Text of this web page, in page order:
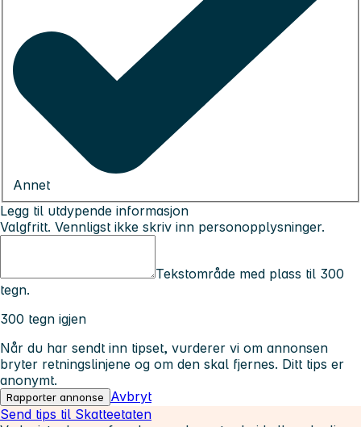
Annet
Legg til utdypende informasjon
Valgfritt. Vennligst ikke skriv inn personopplysninger.
Tekstområde med plass til 300
tegn.
300 tegn igjen
Når du har sendt inn tipset, vurderer vi om annonsen
bryter retningslinjene og om den skal fjernes. Ditt tips er
anonymt.
Rapporter annonse
Avbryt
Send tips til Skatteetaten